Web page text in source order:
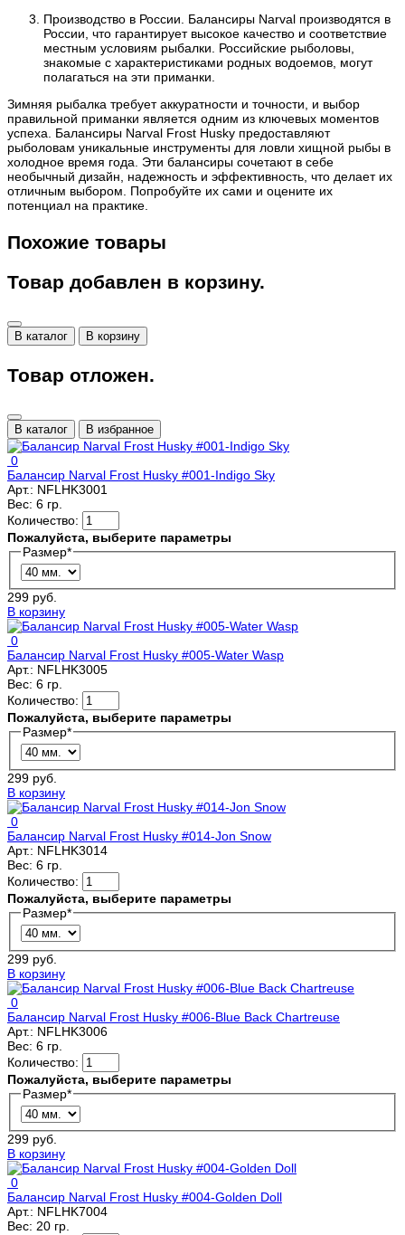
Производство в России. Балансиры Narval производятся в
России, что гарантирует высокое качество и соответствие
местным условиям рыбалки. Российские рыболовы,
знакомые с характеристиками родных водоемов, могут
полагаться на эти приманки.
Зимняя рыбалка требует аккуратности и точности, и выбор
правильной приманки является одним из ключевых моментов
успеха. Балансиры Narval Frost Husky предоставляют
рыболовам уникальные инструменты для ловли хищной рыбы в
холодное время года. Эти балансиры сочетают в себе
необычный дизайн, надежность и эффективность, что делает их
отличным выбором. Попробуйте их сами и оцените их
потенциал на практике.
Похожие товары
Товар добавлен в корзину.
В каталог В корзину
Товар отложен.
В каталог В избранное
0
Балансир Narval Frost Husky #001-Indigo Sky
Арт.: NFLHK3001
Вес: 6 гр.
Количество:
Пожалуйста, выберите параметры
Размер*
299 руб.
В корзину
0
Балансир Narval Frost Husky #005-Water Wasp
Арт.: NFLHK3005
Вес: 6 гр.
Количество:
Пожалуйста, выберите параметры
Размер*
299 руб.
В корзину
0
Балансир Narval Frost Husky #014-Jon Snow
Арт.: NFLHK3014
Вес: 6 гр.
Количество:
Пожалуйста, выберите параметры
Размер*
299 руб.
В корзину
0
Балансир Narval Frost Husky #006-Blue Back Chartreuse
Арт.: NFLHK3006
Вес: 6 гр.
Количество:
Пожалуйста, выберите параметры
Размер*
299 руб.
В корзину
0
Балансир Narval Frost Husky #004-Golden Doll
Арт.: NFLHK7004
Вес: 20 гр.